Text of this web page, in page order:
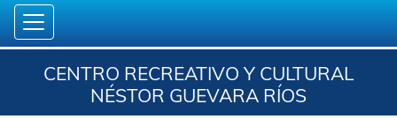
CENTRO RECREATIVO Y CULTURAL
NÉSTOR GUEVARA RÍOS